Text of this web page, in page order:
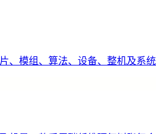
、模组、算法、设备、整机及系